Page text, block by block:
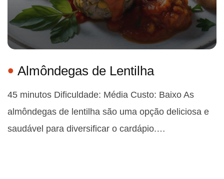
Almôndegas de Lentilha
45 minutos Dificuldade: Média Custo: Baixo As
almôndegas de lentilha são uma opção deliciosa e
saudável para diversificar o cardápio.…